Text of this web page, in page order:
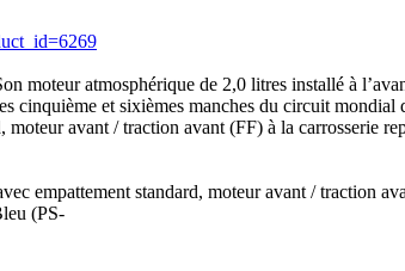
atmosphérique de 2,0 litres installé à
cinquième et sixièmes manches du circuit mondial
avant / traction avant (FF) à la carrosserie
empattement standard, moteur avant / traction
(PS-